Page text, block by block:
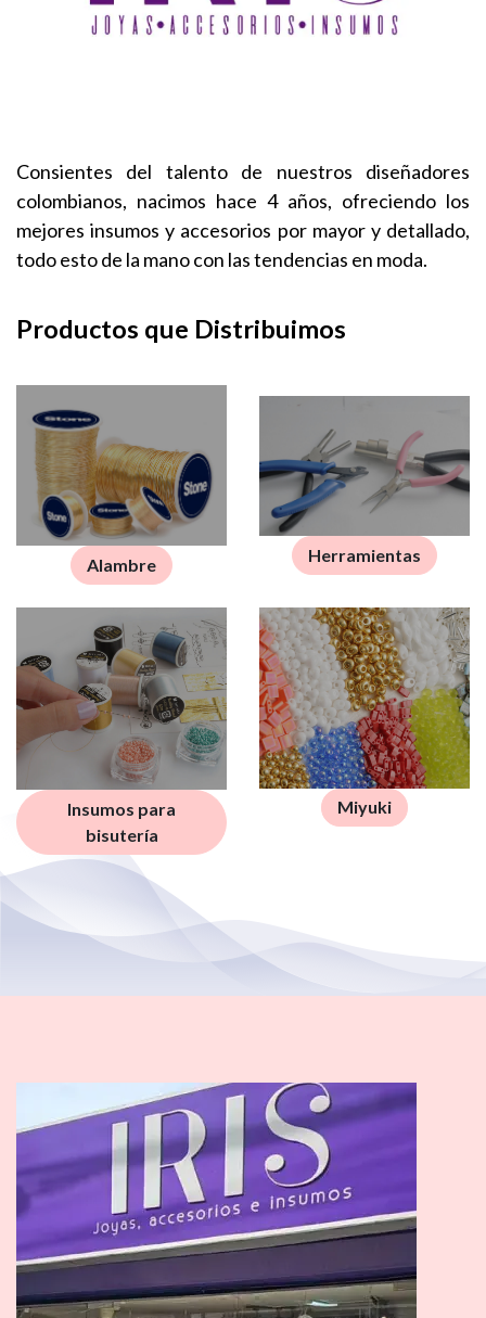
Consientes del talento de nuestros diseñadores
colombianos, nacimos hace 4 años, ofreciendo los
mejores insumos y accesorios por mayor y detallado,
todo esto de la mano con las tendencias en moda.
Productos que Distribuimos
Alambre Herramientas
Insumos para
bisutería
Miyuki